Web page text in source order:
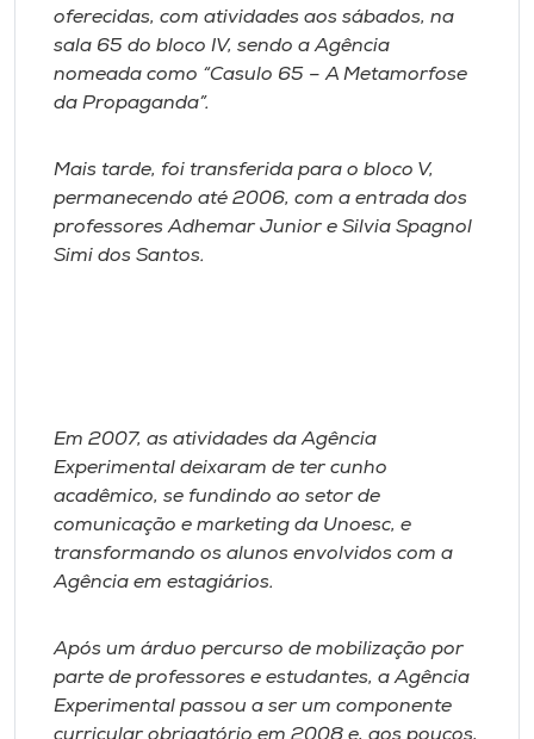
oferecidas, com atividades aos sábados, na
sala 65 do bloco IV, sendo a Agência
nomeada como “Casulo 65 – A Metamorfose
da Propaganda”.
Mais tarde, foi transferida para o bloco V,
permanecendo até 2006, com a entrada dos
professores Adhemar Junior e Silvia Spagnol
Simi dos Santos.
Em 2007, as atividades da Agência
Experimental deixaram de ter cunho
acadêmico, se fundindo ao setor de
comunicação e marketing da Unoesc, e
transformando os alunos envolvidos com a
Agência em estagiários.
Após um árduo percurso de mobilização por
parte de professores e estudantes, a Agência
Experimental passou a ser um componente
curricular obrigatório em 2008 e, aos poucos,